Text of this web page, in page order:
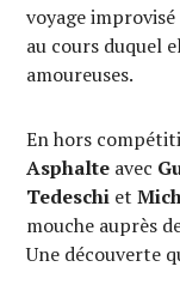
voyage
au cours duquel
amoureuses.
En hors
Asphalte avec
Tedeschi et
mouche auprès
Une découverte